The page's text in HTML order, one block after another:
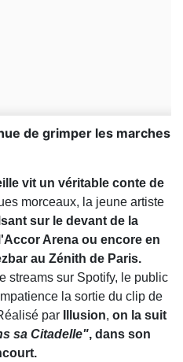
de grimper les marches
vit un véritable conte de
morceaux, la jeune artiste
sur le devant de la
Arena ou encore en
au Zénith de Paris.
streams sur Spotify, le public
la sortie du clip de
par
Illusion, on la suit
sa Citadelle", dans son